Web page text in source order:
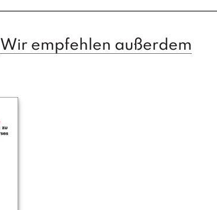
Wir empfehlen außerdem